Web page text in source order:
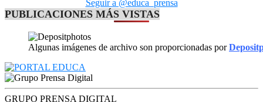
Seguir a @educa_prensa
PUBLICACIONES MÁS VISTAS
Algunas imágenes de archivo son proporcionadas por
GRUPO PRENSA DIGITAL